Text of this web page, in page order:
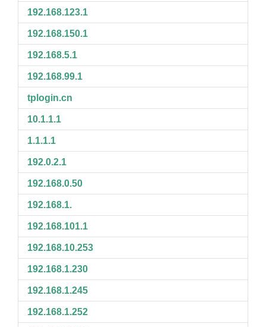
192.168.123.1
192.168.150.1
192.168.5.1
192.168.99.1
tplogin.cn
10.1.1.1
1.1.1.1
192.0.2.1
192.168.0.50
192.168.1.
192.168.101.1
192.168.10.253
192.168.1.230
192.168.1.245
192.168.1.252